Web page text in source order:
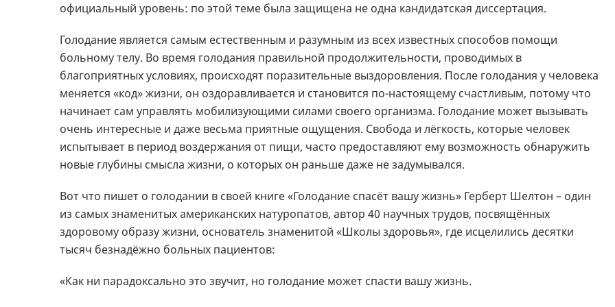
официальный уровень: по этой теме была защищена не одна кандидатская диссертация.
Голодание является самым естественным и разумным из всех известных способов помощи
больному телу. Во время голодания правильной продолжительности, проводимых в
благоприятных условиях, происходят поразительные выздоровления. После голодания у человека
меняется «код» жизни, он оздоравливается и становится по-настоящему счастливым, потому что
начинает сам управлять мобилизующими силами своего организма. Голодание может вызывать
очень интересные и даже весьма приятные ощущения. Свобода и лёгкость, которые человек
испытывает в период воздержания от пищи, часто предоставляют ему возможность обнаружить
новые глубины смысла жизни, о которых он раньше даже не задумывался.
Вот что пишет о голодании в своей книге «Голодание спасёт вашу жизнь» Герберт Шелтон – один
из самых знаменитых американских натуропатов, автор 40 научных трудов, посвящённых
здоровому образу жизни, основатель знаменитой «Школы здоровья», где исцелились десятки
тысяч безнадёжно больных пациентов:
«Как ни парадоксально это звучит, но голодание может спасти вашу жизнь.